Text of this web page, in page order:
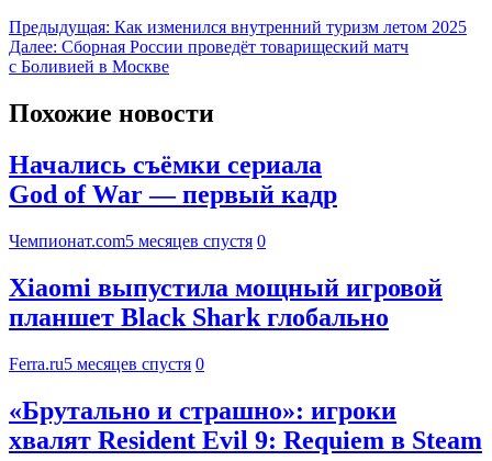
Предыдущая: Как изменился внутренний туризм летом 2025
Далее: Сборная России проведёт товарищеский матч
с Боливией в Москве
Похожие новости
Начались съёмки сериала
God of War — первый кадр
Чемпионат.com5 месяцев спустя 0
Xiaomi выпустила мощный игровой
планшет Black Shark глобально
Ferra.ru5 месяцев спустя 0
«Брутально и страшно»: игроки
хвалят Resident Evil 9: Requiem в Steam